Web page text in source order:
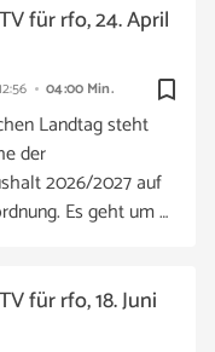
bookmark_border
04:00 Min.
für rfo, 24. April
Landtag steht
der
2026/2027 auf
Es geht um …
für rfo, 18. Juni